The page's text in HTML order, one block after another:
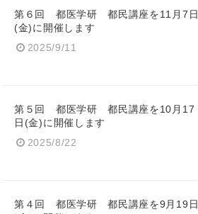
第６回 都医学研 都民講座を11月7日
(金)に開催します
2025/9/11
第５回 都医学研 都民講座を10月17
日(金)に開催します
2025/8/22
第４回 都医学研 都民講座を9月19日